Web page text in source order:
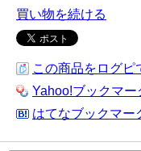
買い物を続ける
この商品をログピ
Yahoo!ブックマー
はてなブックマー